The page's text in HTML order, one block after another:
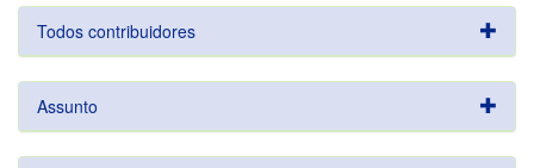
Todos contribuidores
Assunto